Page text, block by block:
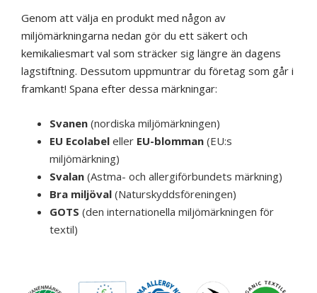
Genom att välja en produkt med någon av
miljömärkningarna nedan gör du ett säkert och
kemikaliesmart val som sträcker sig längre än dagens
lagstiftning. Dessutom uppmuntrar du företag som går i
framkant! Spana efter dessa märkningar:
Svanen (nordiska miljömärkningen)
EU Ecolabel eller EU-blomman (EU:s
miljömärkning)
Svalan (Astma- och allergiförbundets märkning)
Bra miljöval (Naturskyddsföreningen)
GOTS (den internationella miljömärkningen för
textil)